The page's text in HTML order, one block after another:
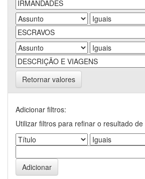
Retornar valores
Adicionar filtros:
Utilizar filtros para refinar o resultado de